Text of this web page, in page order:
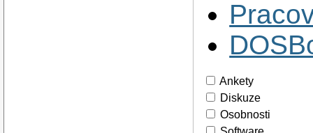
Ankety
Diskuze
Osobnosti